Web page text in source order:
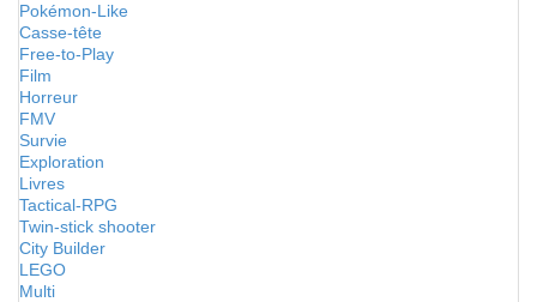
Pokémon-Like
Casse-tête
Free-to-Play
Film
Horreur
FMV
Survie
Exploration
Livres
Tactical-RPG
Twin-stick shooter
City Builder
LEGO
Multi